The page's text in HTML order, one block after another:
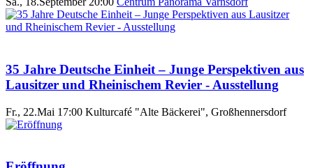
35 Jahre Deutsche Einheit – Junge Perspektiven aus
Lausitzer und Rheinischem Revier - Ausstellung
Fr., 22.Mai 17:00 Kulturcafé "Alte Bäckerei", Großhennersdorf